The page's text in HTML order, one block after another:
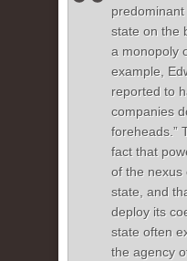
state on the
a monopoly
example,
reported to
companies
foreheads.”
fact that
of the nexus
state, and
deploy its
state often
the agency